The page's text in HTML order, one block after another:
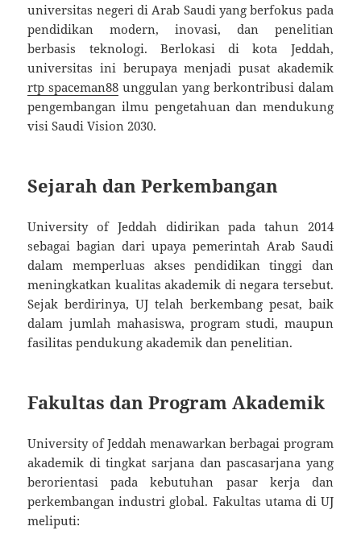
universitas negeri di Arab Saudi yang berfokus pada
pendidikan modern, inovasi, dan penelitian
berbasis teknologi. Berlokasi di kota Jeddah,
universitas ini berupaya menjadi pusat akademik
rtp spaceman88 unggulan yang berkontribusi dalam
pengembangan ilmu pengetahuan dan mendukung
visi Saudi Vision 2030.
Sejarah dan Perkembangan
University of Jeddah didirikan pada tahun 2014
sebagai bagian dari upaya pemerintah Arab Saudi
dalam memperluas akses pendidikan tinggi dan
meningkatkan kualitas akademik di negara tersebut.
Sejak berdirinya, UJ telah berkembang pesat, baik
dalam jumlah mahasiswa, program studi, maupun
fasilitas pendukung akademik dan penelitian.
Fakultas dan Program Akademik
University of Jeddah menawarkan berbagai program
akademik di tingkat sarjana dan pascasarjana yang
berorientasi pada kebutuhan pasar kerja dan
perkembangan industri global. Fakultas utama di UJ
meliputi: